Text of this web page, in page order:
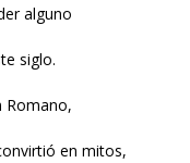
alguno
siglo.
Romano,
en mitos,